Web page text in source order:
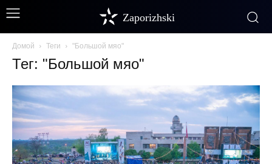
Zaporizhski
Домой Теги "Большой мяо"
Тег: "Большой мяо"